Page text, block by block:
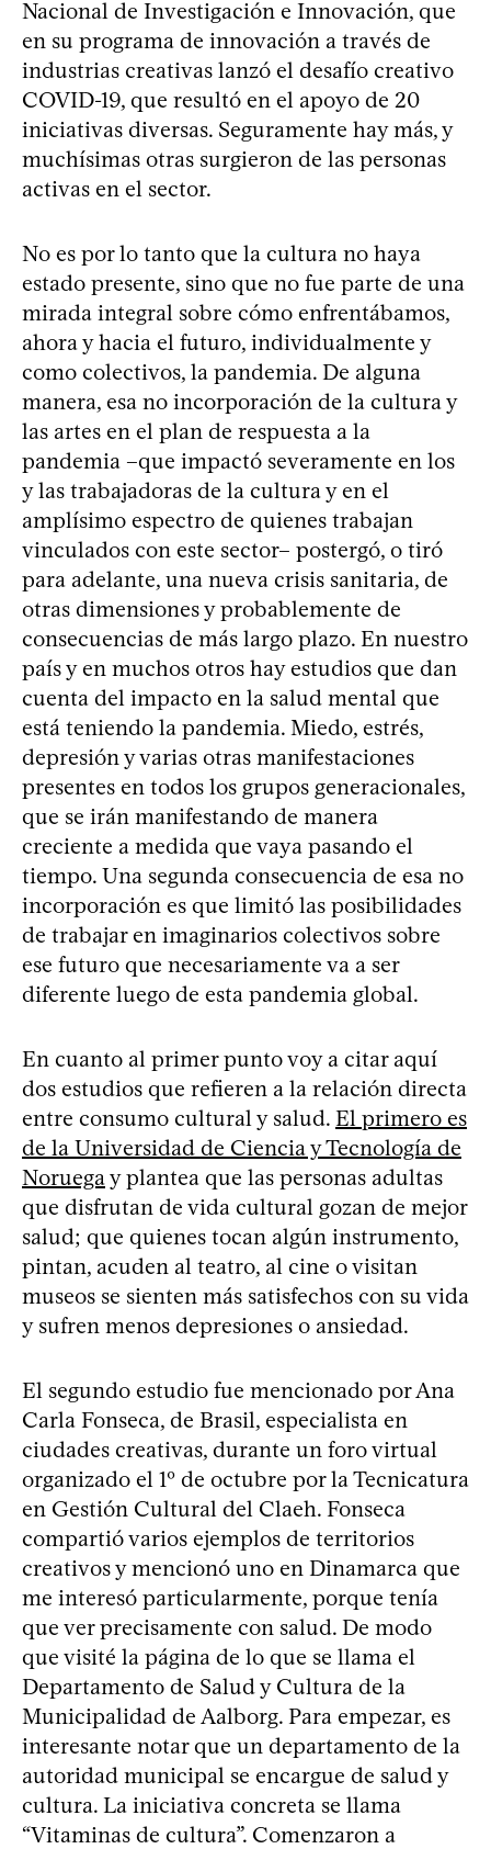
Nacional de Investigación e Innovación, que
en su programa de innovación a través de
industrias creativas lanzó el desafío creativo
COVID-19, que resultó en el apoyo de 20
iniciativas diversas. Seguramente hay más, y
muchísimas otras surgieron de las personas
activas en el sector.
No es por lo tanto que la cultura no haya
estado presente, sino que no fue parte de una
mirada integral sobre cómo enfrentábamos,
ahora y hacia el futuro, individualmente y
como colectivos, la pandemia. De alguna
manera, esa no incorporación de la cultura y
las artes en el plan de respuesta a la
pandemia –que impactó severamente en los
y las trabajadoras de la cultura y en el
amplísimo espectro de quienes trabajan
vinculados con este sector– postergó, o tiró
para adelante, una nueva crisis sanitaria, de
otras dimensiones y probablemente de
consecuencias de más largo plazo. En nuestro
país y en muchos otros hay estudios que dan
cuenta del impacto en la salud mental que
está teniendo la pandemia. Miedo, estrés,
depresión y varias otras manifestaciones
presentes en todos los grupos generacionales,
que se irán manifestando de manera
creciente a medida que vaya pasando el
tiempo. Una segunda consecuencia de esa no
incorporación es que limitó las posibilidades
de trabajar en imaginarios colectivos sobre
ese futuro que necesariamente va a ser
diferente luego de esta pandemia global.
En cuanto al primer punto voy a citar aquí
dos estudios que refieren a la relación directa
entre consumo cultural y salud. El primero es
de la Universidad de Ciencia y Tecnología de
Noruegay plantea que las personas adultas
que disfrutan de vida cultural gozan de mejor
salud; que quienes tocan algún instrumento,
pintan, acuden al teatro, al cine o visitan
museos se sienten más satisfechos con su vida
y sufren menos depresiones o ansiedad.
El segundo estudio fue mencionado por Ana
Carla Fonseca, de Brasil, especialista en
ciudades creativas, durante un foro virtual
organizado el 1º de octubre por la Tecnicatura
en Gestión Cultural del Claeh. Fonseca
compartió varios ejemplos de territorios
creativos y mencionó uno en Dinamarca que
me interesó particularmente, porque tenía
que ver precisamente con salud. De modo
que visité la página de lo que se llama el
Departamento de Salud y Cultura de la
Municipalidad de Aalborg. Para empezar, es
interesante notar que un departamento de la
autoridad municipal se encargue de salud y
cultura. La iniciativa concreta se llama
“Vitaminas de cultura”. Comenzaron a